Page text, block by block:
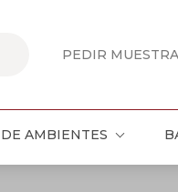
PEDIR
AMBIENTES